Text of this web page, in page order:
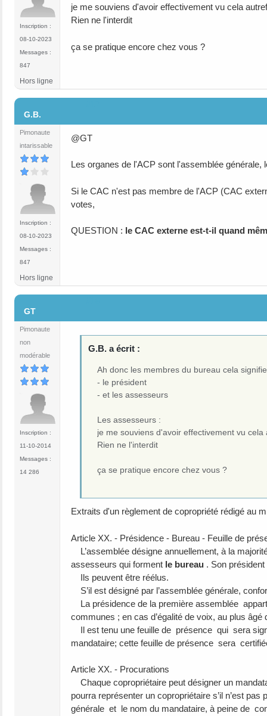
Inscription :
08-10-2023
Messages :
847
je me souviens d'avoir effectivement vu cela
Rien ne l'interdit
ça se pratique encore chez vous ?
Hors ligne
G.B.
Pimonaute
intarissable
Inscription :
08-10-2023
Messages :
847
@GT
Les organes de l'ACP sont l'assemblée
Si le CAC n'est pas membre de l'ACP (CAC
votes,
QUESTION : le CAC externe est-t-il quand
Hors ligne
GT
Pimonaute
non
modérable
Inscription :
11-10-2014
Messages :
14 286
G.B. a écrit :
Ah donc les membres du bureau cela
- le président
- et les assesseurs
Les assesseurs :
je me souviens d'avoir effectivement vu
Rien ne l'interdit
ça se pratique encore chez vous ?
Extraits d'un règlement de copropriété rédigé au
Article XX. - Présidence - Bureau - Feuille de
L’assemblée désigne annuellement, à la
assesseurs qui forment le bureau . Son
Ils peuvent être réélus.
S’il est désigné par l’assemblée générale,
La présidence de la première assemblée
communes ; en cas d’égalité de voix, au plus âgé
Il est tenu une feuille de présence qui sera
mandataire; cette feuille de présence sera
Article XX. - Procurations
Chaque copropriétaire peut désigner un
pourra représenter un copropriétaire s’il n’est
générale et le nom du mandataire, à peine de